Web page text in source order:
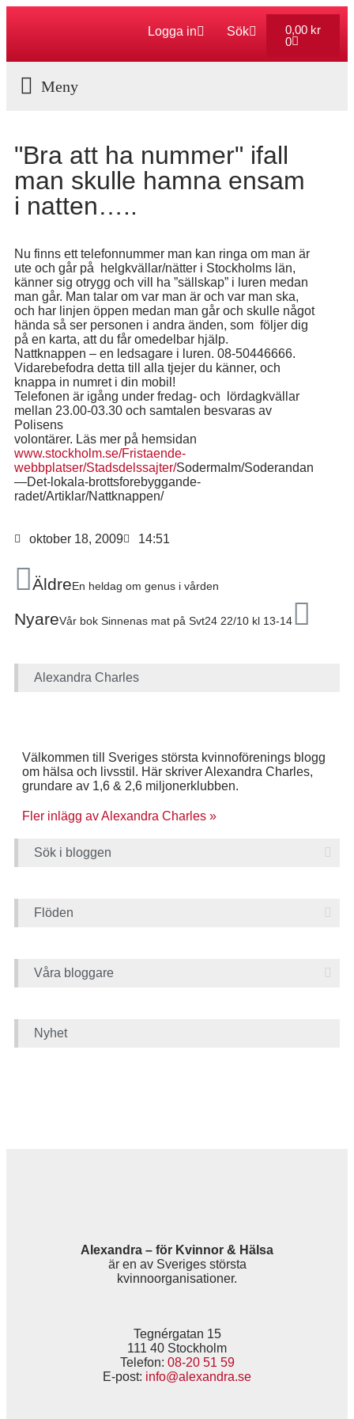
Logga in Sök 0,00 kr
0
"Bra att ha nummer" ifall
man skulle hamna ensam
i natten…..
Nu finns ett telefonnummer man kan ringa om man är
ute och går på helgkvällar/nätter i Stockholms län,
känner sig otrygg och vill ha ”sällskap” i luren medan
man går. Man talar om var man är och var man ska,
och har linjen öppen medan man går och skulle något
hända så ser personen i andra änden, som följer dig
på en karta, att du får omedelbar hjälp.
Nattknappen – en ledsagare i luren. 08-50446666.
Vidarebefodra detta till alla tjejer du känner, och
knappa in numret i din mobil!
Telefonen är igång under fredag- och lördagkvällar
mellan 23.00-03.30 och samtalen besvaras av
Polisens
volontärer. Läs mer på hemsidan
www.stockholm.se/Fristaende-
webbplatser/Stadsdelssajter/Sodermalm/Soderandan
—Det-lokala-brottsforebyggande-
radet/Artiklar/Nattknappen/
oktober 18, 2009 14:51
ÄldreEn heldag om genus i vården
NyareVår bok Sinnenas mat på Svt24 22/10 kl 13-14
Alexandra Charles
Välkommen till Sveriges största kvinnoförenings blogg
om hälsa och livsstil. Här skriver Alexandra Charles,
grundare av 1,6 & 2,6 miljonerklubben.
Fler inlägg av Alexandra Charles »
Sök i bloggen
Flöden
Våra bloggare
Nyhet
Alexandra – för Kvinnor & Hälsa
är en av Sveriges största
kvinnoorganisationer.
Tegnérgatan 15
111 40 Stockholm
Telefon: 08-20 51 59
E-post: info@alexandra.se